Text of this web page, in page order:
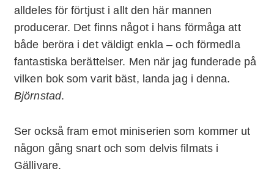
alldeles för förtjust i allt den här mannen
producerar. Det finns något i hans förmåga att
både beröra i det väldigt enkla – och förmedla
fantastiska berättelser. Men när jag funderade på
vilken bok som varit bäst, landa jag i denna.
Björnstad.
Ser också fram emot miniserien som kommer ut
någon gång snart och som delvis filmats i
Gällivare.